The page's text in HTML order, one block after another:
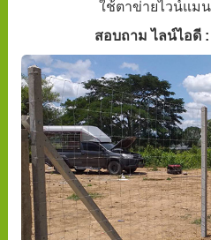
ใช้ตาข่ายไวน์แมน
สอบถาม ไลน์ไอดี :